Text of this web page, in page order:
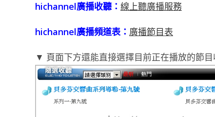
hichannel廣播收聽： 線上聽廣播服務
hichannel廣播頻道表： 廣播節目表
▼ 頁面下方還能直接選擇目前正在播放的節目